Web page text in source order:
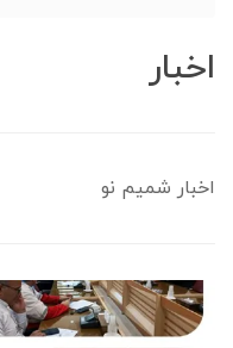
اخبار
اخبار شمیم نو